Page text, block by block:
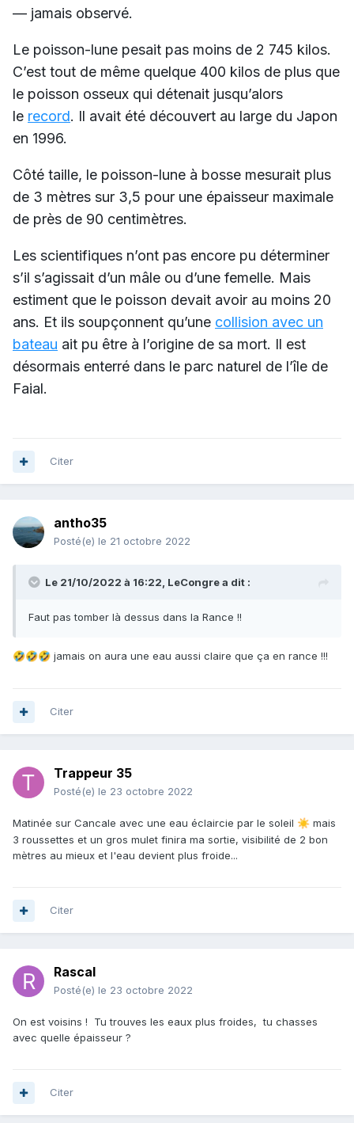
— jamais observé.
Le poisson-lune pesait pas moins de 2 745 kilos.
C’est tout de même quelque 400 kilos de plus que
le poisson osseux qui détenait jusqu’alors
le record. Il avait été découvert au large du Japon
en 1996.
Côté taille, le poisson-lune à bosse mesurait plus
de 3 mètres sur 3,5 pour une épaisseur maximale
de près de 90 centimètres.
Les scientifiques n’ont pas encore pu déterminer
s’il s’agissait d’un mâle ou d’une femelle. Mais
estiment que le poisson devait avoir au moins 20
ans. Et ils soupçonnent qu’une collision avec un
bateau ait pu être à l’origine de sa mort. Il est
désormais enterré dans le parc naturel de l’île de
Faial.
Citer
antho35
Posté(e) le 21 octobre 2022
Le 21/10/2022 à 16:22, LeCongrea dit :
Faut pas tomber là dessus dans la Rance !!
🤣🤣🤣 jamais on aura une eau aussi claire que ça en rance !!!
Citer
Trappeur 35
Posté(e) le 23 octobre 2022
Matinée sur Cancale avec une eau éclaircie par le soleil ☀️ mais
3 roussettes et un gros mulet finira ma sortie, visibilité de 2 bon
mètres au mieux et l'eau devient plus froide...
Citer
Rascal
Posté(e) le 23 octobre 2022
On est voisins ! Tu trouves les eaux plus froides, tu chasses
avec quelle épaisseur ?
Citer